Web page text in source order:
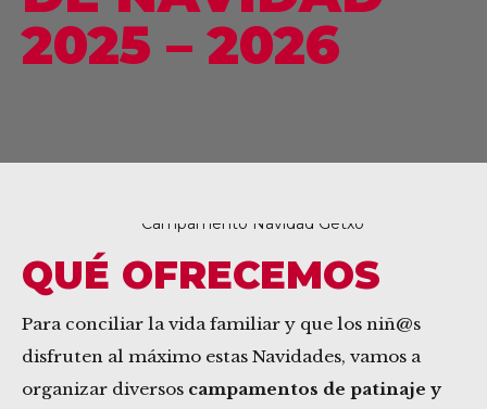
2025 – 2026
QUÉ OFRECEMOS
Para conciliar la vida familiar y que los niñ@s
disfruten al máximo estas Navidades, vamos a
organizar diversos campamentos de patinaje y